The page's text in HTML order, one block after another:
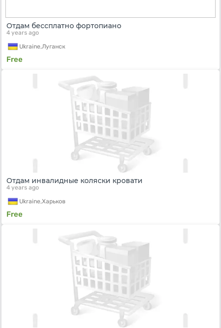
Отдам бессплатно фортопиано
4 years ago
Ukraine,Луганск
Free
Отдам инвалидные коляски кровати
4 years ago
Ukraine,Харьков
Free